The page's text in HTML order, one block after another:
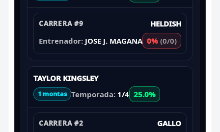
CARRERA #9
HELDISH
Entrenador: JOSE J. MAGANA 0% (0/0)
TAYLOR KINGSLEY
1 montas Temporada: 1/4 25.0%
CARRERA #2
GALLO